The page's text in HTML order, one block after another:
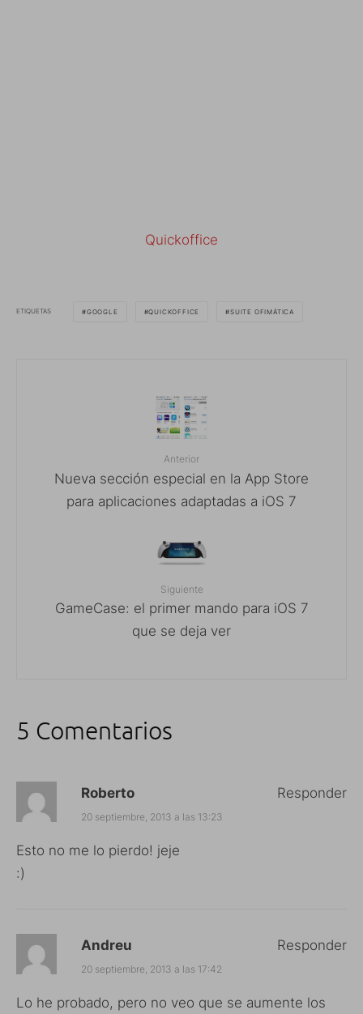
Quickoffice
ETIQUETAS GOOGLE QUICKOFFICE SUITE OFIMÁTICA
Anterior
Nueva sección especial en la App Store
para aplicaciones adaptadas a iOS 7
Siguiente
GameCase: el primer mando para iOS 7
que se deja ver
5 Comentarios
Roberto
20 septiembre, 2013 a las 13:23
Esto no me lo pierdo! jeje
:)
Responder
Andreu
20 septiembre, 2013 a las 17:42
Lo he probado, pero no veo que se aumente los
Responder